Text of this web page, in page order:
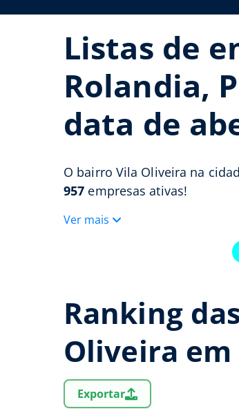
Listas de
Rolandia,
data de
O bairro Vila Oliveira na
957 empresas ativas!
Ver mais
Ranking
Oliveira em
Exportar